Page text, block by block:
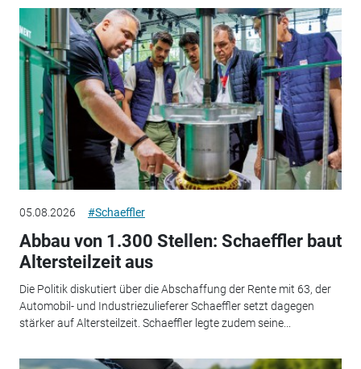
05.08.2026 #Schaeffler
Abbau von 1.300 Stellen: Schaeffler baut
Altersteilzeit aus
Die Politik diskutiert über die Abschaffung der Rente mit 63, der
Automobil- und Industriezulieferer Schaeffler setzt dagegen
stärker auf Altersteilzeit. Schaeffler legte zudem seine...